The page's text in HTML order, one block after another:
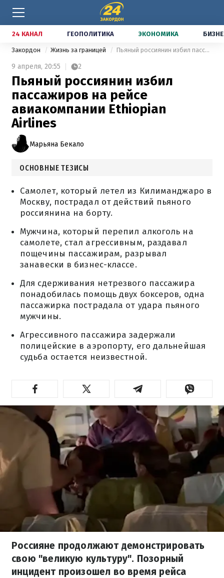
24 КАНАЛ ГЕОПОЛИТИКА ЭКОНОМИКА
Закордон Жизнь за границей Пьяный россиянин избил пассажиров на рейсе авиакомпании Ethiopian Airlines
9 апреля, 20:55 2
Пьяный россиянин избил
пассажиров на рейсе
авиакомпании Ethiopian
Airlines
Марьяна Бекало
ОСНОВНЫЕ ТЕЗИСЫ
Самолет, который летел из Килиманджаро в
Москву, пострадал от действий пьяного
россиянина на борту.
Мужчина, который перепил алкоголь на
самолете, стал агрессивным, раздавал
пощечины пассажирам, разрывал
занавески в бизнес-классе.
Для сдерживания нетрезвого пассажира
понадобилась помощь двух боксеров, одна
пассажирка пострадала от удара пьяного
мужчины.
Агрессивного пассажира задержали
полицейские в аэропорту, его дальнейшая
судьба остается неизвестной.
Россияне продолжают демонстрировать
свою "великую культуру". Позорный
инцидент произошел во время рейса